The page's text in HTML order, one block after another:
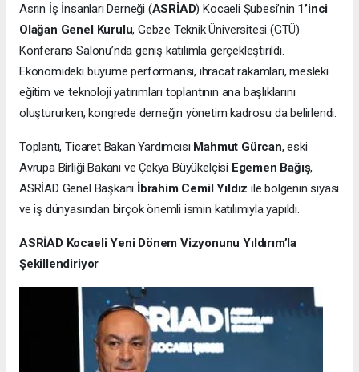
Asrın İş İnsanları Derneği (ASRİAD) Kocaeli Şubesi’nin 1’inci
Olağan Genel Kurulu, Gebze Teknik Üniversitesi (GTÜ)
Konferans Salonu’nda geniş katılımla gerçekleştirildi.
Ekonomideki büyüme performansı, ihracat rakamları, mesleki
eğitim ve teknoloji yatırımları toplantının ana başlıklarını
oluştururken, kongrede derneğin yönetim kadrosu da belirlendi.
Toplantı, Ticaret Bakan Yardımcısı Mahmut Gürcan, eski
Avrupa Birliği Bakanı ve Çekya Büyükelçisi Egemen Bağış,
ASRİAD Genel Başkanı İbrahim Cemil Yıldız ile bölgenin siyasi
ve iş dünyasından birçok önemli ismin katılımıyla yapıldı.
ASRİAD Kocaeli Yeni Dönem Vizyonunu Yıldırım’la
Şekillendiriyor